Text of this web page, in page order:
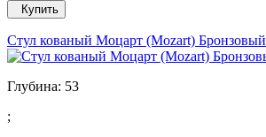
Купить
Стул кованый Моцарт (Mozart) Бронзовый
Глубина: 53
;